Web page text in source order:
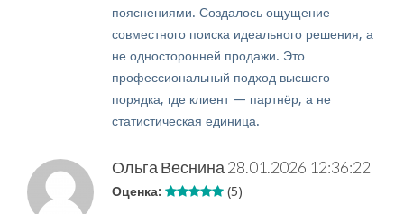
пояснениями. Создалось ощущение
совместного поиска идеального решения, а
не односторонней продажи. Это
профессиональный подход высшего
порядка, где клиент — партнёр, а не
статистическая единица.
Ольга Веснина 28.01.2026 12:36:22
Оценка: (5)